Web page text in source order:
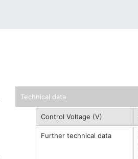
Technical data
Control Voltage (V)
Further technical data